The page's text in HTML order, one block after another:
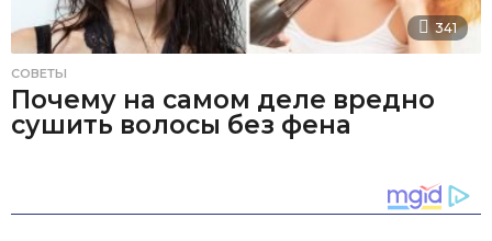
341
СОВЕТЫ
Почему на самом деле вредно
сушить волосы без фена